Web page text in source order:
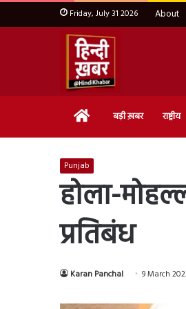
Friday, July 31 2026 About
Home बड़ी ख़बर राष्ट्रीय
Punjab
होला-
प्रतिबंध
Karan Panchal 9 March